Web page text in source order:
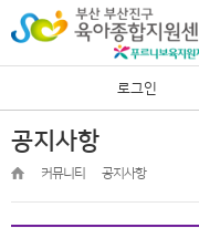
로그인
공지사항
커뮤니티 공지사항